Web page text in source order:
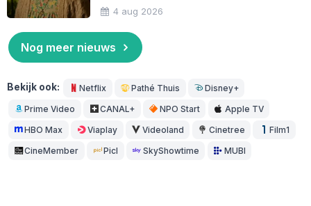
4 aug 2026
Nog meer nieuws
Bekijk ook: Netflix Pathé Thuis Disney+
Prime Video CANAL+ NPO Start Apple TV
HBO Max Viaplay Videoland Cinetree Film1
CineMember Picl SkyShowtime MUBI